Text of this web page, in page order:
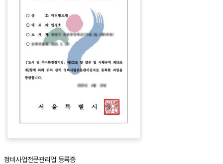
정비사업전문관리업 등록증